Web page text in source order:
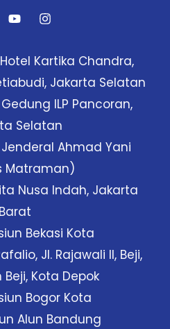
Kartika Chandra,
Jakarta Selatan
ILP Pancoran,
Selatan
Ahmad Yani
Matraman)
Nusa Indah, Jakarta
Barat
Bekasi Kota
Jl. Rajawali II, Beji,
Kota Depok
Bogor Kota
Alun Bandung